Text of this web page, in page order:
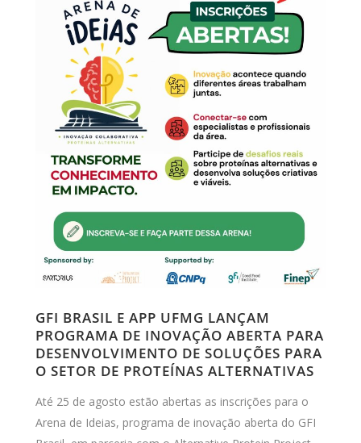
GFI BRASIL E APP UFMG LANÇAM
PROGRAMA DE INOVAÇÃO ABERTA PARA
DESENVOLVIMENTO DE SOLUÇÕES PARA
O SETOR DE PROTEÍNAS ALTERNATIVAS
Até 25 de agosto estão abertas as inscrições para o
Arena de Ideias, programa de inovação aberta do GFI